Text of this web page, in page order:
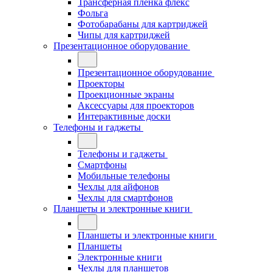
Трансферная плёнка флекс
Фольга
Фотобарабаны для картриджей
Чипы для картриджей
Презентационное оборудование
Презентационное оборудование
Проекторы
Проекционные экраны
Аксессуары для проекторов
Интерактивные доски
Телефоны и гаджеты
Телефоны и гаджеты
Смартфоны
Мобильные телефоны
Чехлы для айфонов
Чехлы для смартфонов
Планшеты и электронные книги
Планшеты и электронные книги
Планшеты
Электронные книги
Чехлы для планшетов